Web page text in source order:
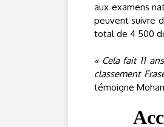
aux examens
peuvent suivre
total de 4 500
« Cela fait 11
classement
témoigne